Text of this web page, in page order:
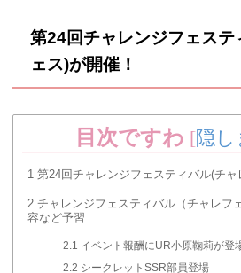
第24回チャレンジフェステ
ェス)が開催！
目次ですわ [隠
1 第24回チャレンジフェスティバル(チャ
2 チャレンジフェスティバル（チャレフ
容など予習
2.1 イベント報酬にUR小原鞠莉が登
2.2 シークレットSSR部員登場